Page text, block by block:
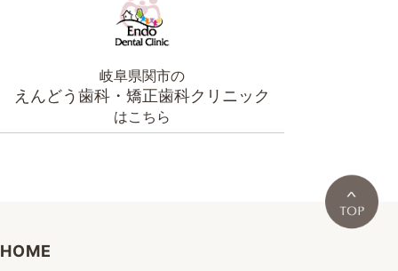
岐阜県関市の
えんどう歯科・矯正歯科クリニック
はこちら
HOME